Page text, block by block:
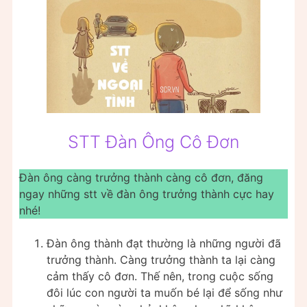
STT Đàn Ông Cô Đơn
Đàn ông càng trưởng thành càng cô đơn, đăng
ngay những stt về đàn ông trưởng thành cực hay
nhé!
Đàn ông thành đạt thường là những người đã
trưởng thành. Càng trưởng thành ta lại càng
cảm thấy cô đơn. Thế nên, trong cuộc sống
đôi lúc con người ta muốn bé lại để sống như